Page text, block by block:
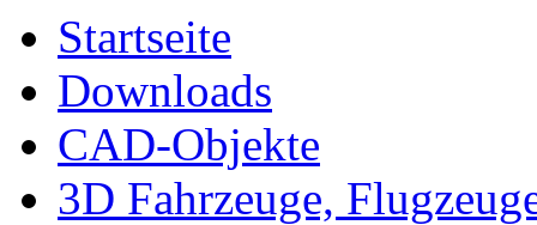
Startseite
Downloads
CAD-Objekte
3D Fahrzeuge,